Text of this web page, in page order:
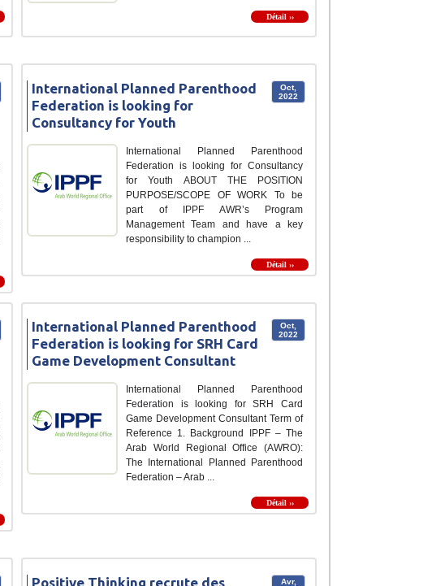
Détail ››
Oct,
2022
International Planned Parenthood
Federation is looking for
Consultancy for Youth
International Planned Parenthood
Federation is looking for Consultancy
for Youth ABOUT THE POSITION
PURPOSE/SCOPE OF WORK To be
part of IPPF AWR’s Program
Management Team and have a key
responsibility to champion ...
Détail ››
Oct,
2022
International Planned Parenthood
Federation is looking for SRH Card
Game Development Consultant
International Planned Parenthood
Federation is looking for SRH Card
Game Development Consultant Term of
Reference 1. Background IPPF – The
Arab World Regional Office (AWRO):
The International Planned Parenthood
Federation – Arab ...
Détail ››
Avr,
Positive Thinking recrute des